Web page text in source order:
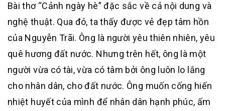
Bài thơ “Cảnh ngày hè” đặc sắc về cả nội dung và
nghệ thuật. Qua đó, ta thấy được vẻ đẹp tâm hồn
của Nguyễn Trãi. Ông là người yêu thiên nhiên, yêu
quê hương đất nước. Nhưng trên hết, ông là một
người vừa có tài, vừa có tâm bởi ông luôn lo lắng
cho nhân dân, cho đất nước. Ông muốn cống hiến
nhiệt huyết của mình để nhân dân hạnh phúc, ấm